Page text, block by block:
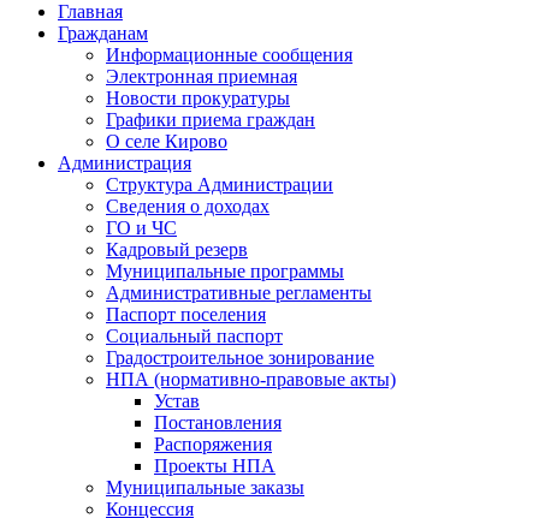
Главная
Гражданам
Информационные сообщения
Электронная приемная
Новости прокуратуры
Графики приема граждан
О селе Кирово
Администрация
Структура Администрации
Сведения о доходах
ГО и ЧС
Кадровый резерв
Муниципальные программы
Административные регламенты
Паспорт поселения
Социальный паспорт
Градостроительное зонирование
НПА (нормативно-правовые акты)
Устав
Постановления
Распоряжения
Проекты НПА
Муниципальные заказы
Концессия